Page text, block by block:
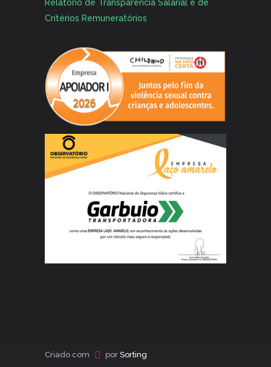
Relatório de Transparência Salarial e de
Critérios Remuneratórios
Criado com por Sorting